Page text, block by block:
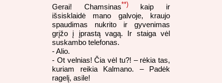
Gerai! Chamsinas**)kaip ir
išsisklaidė mano galvoje, kraujo
spaudimas nukrito ir gyvenimas
grįžo į įprastą vagą. Ir staiga vėl
suskambo telefonas.
- Alio.
- Ot velnias! Čia vėl tu?! – rėkia tas,
kuriam reikia Kalmano. – Padėk
ragelį, asile!